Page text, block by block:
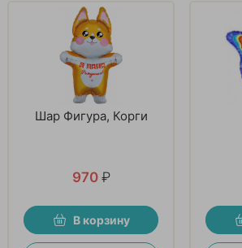
Шар Фигура, Корги
970 ₽
В корзину